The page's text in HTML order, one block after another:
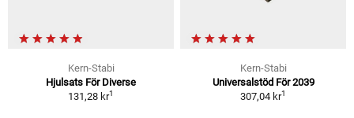
Kern-Stabi
Hjulsats För Diverse
131,28 kr1
Kern-Stabi
Universalstöd För 2039
307,04 kr1